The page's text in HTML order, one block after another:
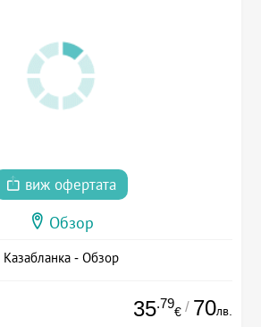
виж офертата
Обзор
Казабланка - Обзор
35.79
€ / 70лв.